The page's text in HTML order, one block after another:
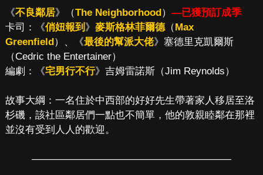
《不良鄰居》（The Neighborhood） —已獲預訂成季
卡司：《俏妞報到 》 麥斯格林菲爾德（Max
Greenfield）、《最後的幫派大佬》塞德里克凱爾斯
（Cedric the Entertainer）
編劇：《宅男行不行》吉姆雷諾斯（Jim Reynolds）
故事大綱：一名住於中西部的好好先生帶著家人移居至洛
杉磯，該社區鄰居們一點也不簡單，他的敦親睦鄰在那裡
並沒有受到人人的歡迎。
————————————————————